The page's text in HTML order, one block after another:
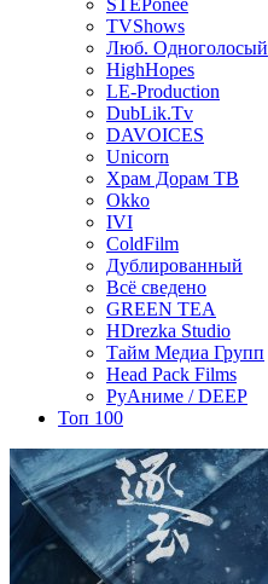
STEPonee
TVShows
Люб. Одноголосый
HighHopes
LE-Production
DubLik.Tv
DAVOICES
Unicorn
Храм Дорам ТВ
Okko
IVI
ColdFilm
Дублированный
Всё сведено
GREEN TEA
HDrezka Studio
Тайм Медиа Групп
Head Pack Films
РуАниме / DEEP
Топ 100